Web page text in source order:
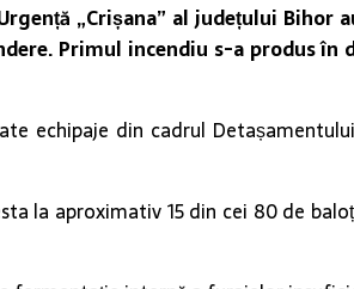
„Crișana” al județului Bihor
Primul incendiu s-a produs în
echipaje din cadrul
la aproximativ 15 din cei 80 de